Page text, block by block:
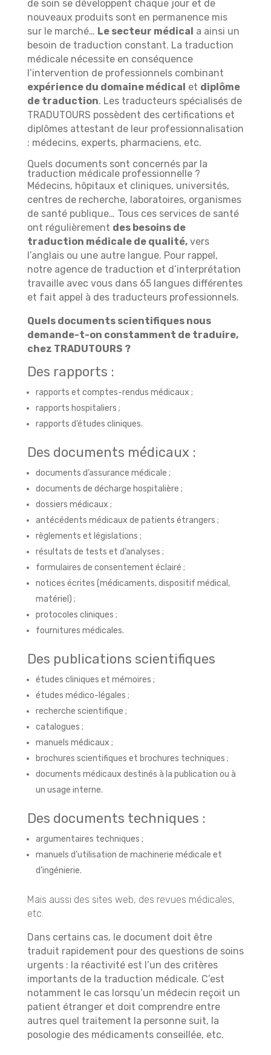
de soin se développent chaque jour et de
nouveaux produits sont en permanence mis
sur le marché… Le secteur médical a ainsi un
besoin de traduction constant. La traduction
médicale nécessite en conséquence
l’intervention de professionnels combinant
expérience du domaine médical et diplôme
de traduction. Les traducteurs spécialisés de
TRADUTOURS possèdent des certifications et
diplômes attestant de leur professionnalisation
: médecins, experts, pharmaciens, etc.
Quels documents sont concernés par la
traduction médicale professionnelle ?
Médecins, hôpitaux et cliniques, universités,
centres de recherche, laboratoires, organismes
de santé publique… Tous ces services de santé
ont régulièrement des besoins de
traduction médicale de qualité,vers
l’anglais ou une autre langue. Pour rappel,
notre agence de traduction et d’interprétation
travaille avec vous dans 65 langues différentes
et fait appel à des traducteurs professionnels.
Quels documents scientifiques nous
demande-t-on constamment de traduire,
chez TRADUTOURS ?
Des rapports :
rapports et comptes-rendus médicaux ;
rapports hospitaliers ;
rapports d’études cliniques.
Des documents médicaux :
documents d’assurance médicale ;
documents de décharge hospitalière ;
dossiers médicaux ;
antécédents médicaux de patients étrangers ;
règlements et législations ;
résultats de tests et d’analyses ;
formulaires de consentement éclairé ;
notices écrites (médicaments, dispositif médical,
matériel) ;
protocoles cliniques ;
fournitures médicales.
Des publications scientifiques
études cliniques et mémoires ;
études médico-légales ;
recherche scientifique ;
catalogues ;
manuels médicaux ;
brochures scientifiques et brochures techniques ;
documents médicaux destinés à la publication ou à
un usage interne.
Des documents techniques :
argumentaires techniques ;
manuels d’utilisation de machinerie médicale et
d’ingénierie.
Mais aussi des sites web, des revues médicales,
etc.
Dans certains cas, le document doit être
traduit rapidement pour des questions de soins
urgents: la réactivité est l’un des critères
importants de la traduction médicale. C’est
notamment le cas lorsqu’un médecin reçoit un
patient étranger et doit comprendre entre
autres quel traitement la personne suit, la
posologie des médicaments conseillée, etc.